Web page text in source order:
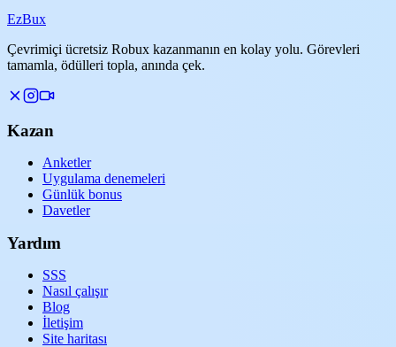
EzBux
Çevrimiçi ücretsiz Robux kazanmanın en kolay yolu. Görevleri
tamamla, ödülleri topla, anında çek.
Kazan
Anketler
Uygulama denemeleri
Günlük bonus
Davetler
Yardım
SSS
Nasıl çalışır
Blog
İletişim
Site haritası